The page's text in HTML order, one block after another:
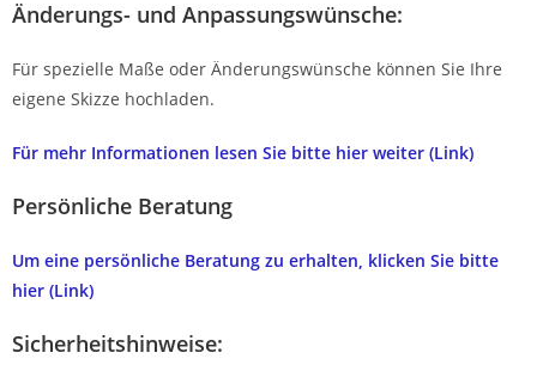
Änderungs- und Anpassungswünsche:
Für spezielle Maße oder Änderungswünsche können Sie Ihre
eigene Skizze hochladen.
Für mehr Informationen lesen Sie bitte hier weiter (Link)
Persönliche Beratung
Um eine persönliche Beratung zu erhalten, klicken Sie bitte
hier (Link)
Sicherheitshinweise: